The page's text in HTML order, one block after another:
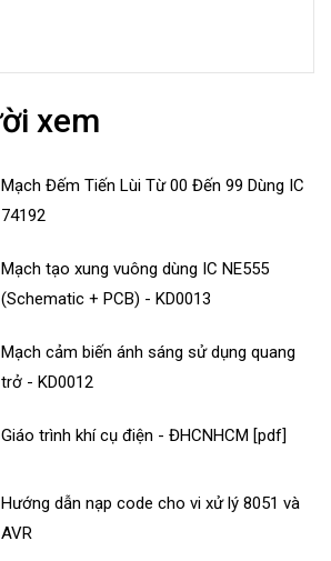
xem
Mạch Đếm Tiến Lùi Từ 00 Đến 99 Dùng IC
74192
Mạch tạo xung vuông dùng IC NE555
(Schematic + PCB) - KD0013
Mạch cảm biến ánh sáng sử dụng quang
trở - KD0012
Giáo trình khí cụ điện - ĐHCNHCM [pdf]
Hướng dẫn nạp code cho vi xử lý 8051 và
AVR